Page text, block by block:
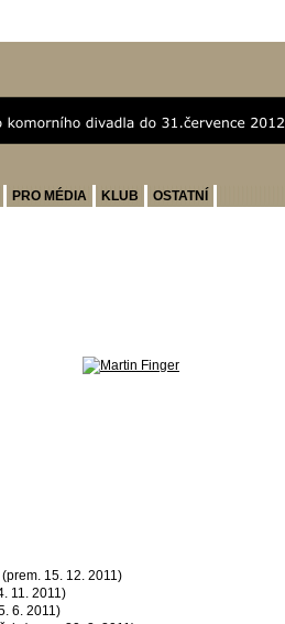
PRO MÉDIA KLUB
OSTATNÍ
15. 12. 2011)
11. 2011)
6. 2011)